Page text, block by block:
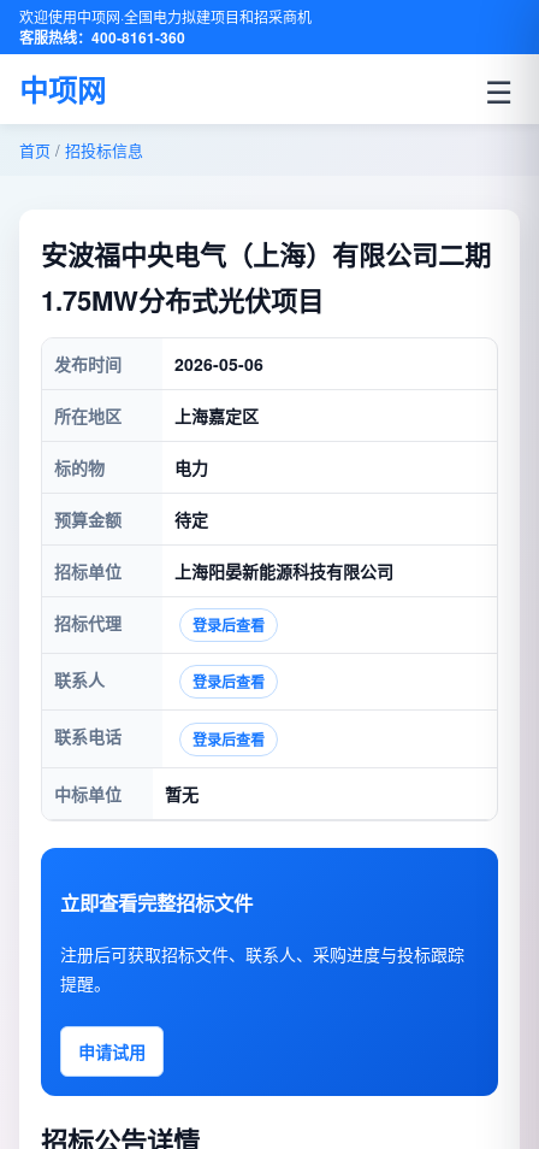
欢迎使用中项网·全国电力拟建项目和招采商机
客服热线：400-8161-360
中项网 ☰
首页 / 招投标信息
安波福中央电气（上海）有限公司二期
1.75MW分布式光伏项目
发布时间 2026-05-06
所在地区 上海嘉定区
标的物 电力
预算金额 待定
招标单位 上海阳晏新能源科技有限公司
招标代理 登录后查看
联系人 登录后查看
联系电话 登录后查看
中标单位 暂无
立即查看完整招标文件
注册后可获取招标文件、联系人、采购进度与投标跟踪
提醒。
申请试用
招标公告详情